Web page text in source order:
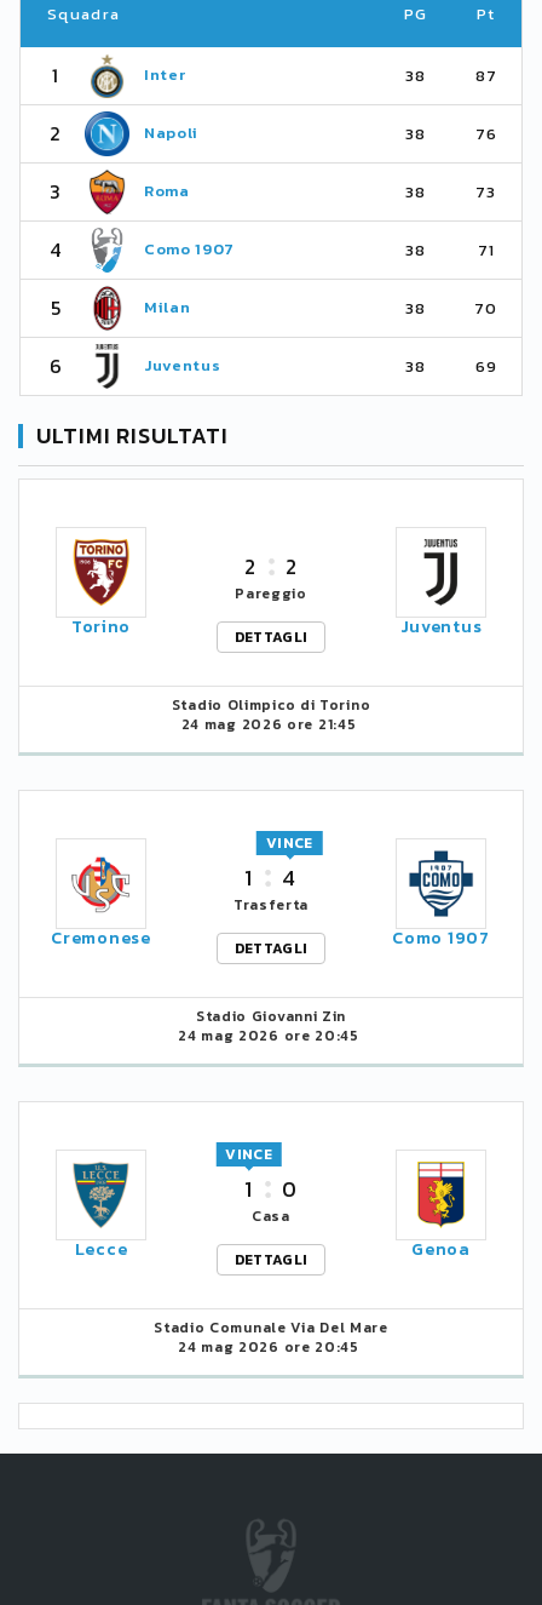
Squadra PG Pt
1 Inter 38 87
2 Napoli 38 76
3 Roma 38 73
4 Como 1907 38 71
5 Milan 38 70
6 Juventus 38 69
ULTIMI RISULTATI
Torino
2 2
Pareggio
DETTAGLI
Juventus
Stadio Olimpico di Torino
24 mag 2026 ore 21:45
Cremonese
1 4
VINCE
Trasferta
DETTAGLI
Como 1907
Stadio Giovanni Zin
24 mag 2026 ore 20:45
Lecce
1
VINCE
0
Casa
DETTAGLI
Genoa
Stadio Comunale Via Del Mare
24 mag 2026 ore 20:45